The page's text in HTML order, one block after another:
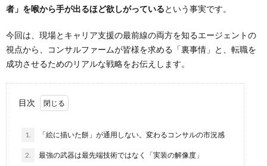
者」を喉から手が出るほど欲しがっているという事実です。
今回は、現場とキャリア支援の最前線の両方を知るエージェントの
視点から、コンサルファームが皆様を求める「裏事情」と、転職を
成功させるためのリアルな戦略をお伝えします。
目次
1. 「絵に描いた餅」が通用しない。変わるコンサルの市況感
2. 最強の武器は最先端技術ではなく「実装の解像度」